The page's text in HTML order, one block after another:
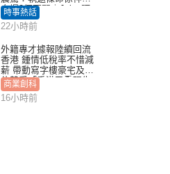
自爆2個惡習｜Juicy叮
時事熱話
22小時前
外籍專才據報陸續回流
香港 鍾情低稅率不惜減
薪 帶動寫字樓豪宅及學
位競爭「香港已重現生
機」
商業創科
16小時前